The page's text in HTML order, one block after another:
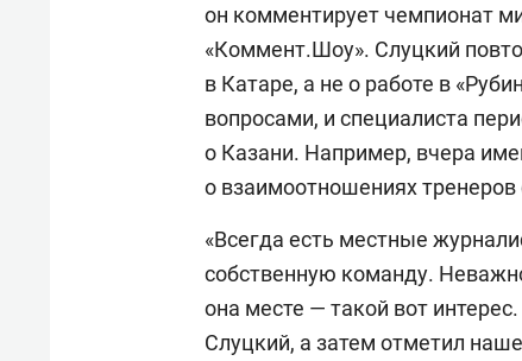
он комментирует чемпионат
«Коммент.Шоу». Слуцкий
в Катаре, а не о работе в
вопросами, и специалиста
о Казани. Например, вчера
о взаимоотношениях
«Всегда есть местные
собственную команду.
она месте — такой вот
Слуцкий, а затем отметил